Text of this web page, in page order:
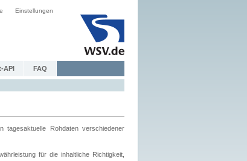
Einstellungen
API FAQ
tagesaktuelle Rohdaten verschiedener
für die inhaltliche Richtigkeit,